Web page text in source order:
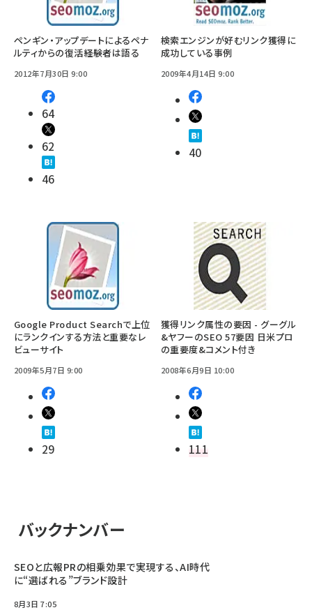
ペンギン・アップデートによるペナ
ルティからの復活――経験者は語る
2012年7月30日 9:00
64
62
46
検索エンジンが好むリンク獲得に
成功している事例
2009年4月14日 9:00
40
Google Product Searchで上位
にランクインする方法と重要なレ
ビューサイト
2009年5月7日 9:00
29
獲得リンク属性の要因 - グーグル
&ヤフーのSEO 57要因 日米プロ
の重要度&コメント付き
2008年6月9日 10:00
111
バックナンバー
SEOと広報PRの相乗効果で実現する、AI時代
に“選ばれる”ブランド設計
8月3日 7:05